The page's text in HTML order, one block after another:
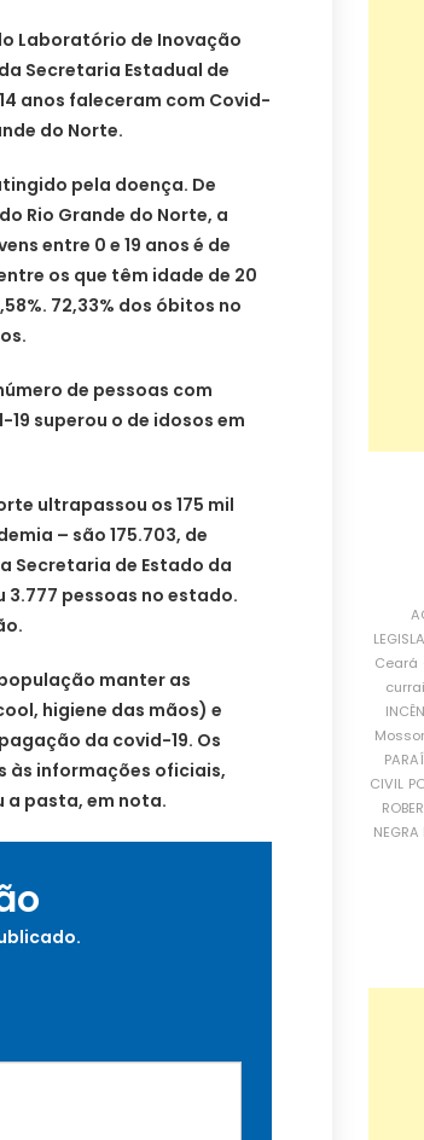
Laboratório de Inovação
Secretaria Estadual de
anos faleceram com Covid-
do Norte.
pela doença. De
Rio Grande do Norte, a
entre 0 e 19 anos é de
os que têm idade de 20
72,33% dos óbitos no
de pessoas com
superou o de idosos em
ultrapassou os 175 mil
– são 175.703, de
Secretaria de Estado da
3.777 pessoas no estado.
manter as
higiene das mãos) e
da covid-19. Os
às informações oficiais,
a pasta, em nota.
Ceará
CIVIL
NEGRA